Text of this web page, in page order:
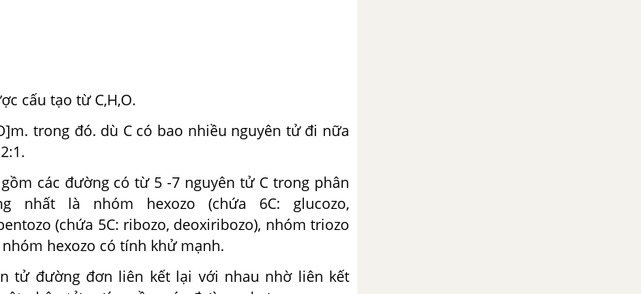
cấu tạo từ C,H,O.
trong đó. dù C có bao nhiều nguyên tử đi nữa
các đường có từ 5 -7 nguyên tử C trong phân
nhất là nhóm hexozo (chứa 6C: glucozo,
(chứa 5C: ribozo, deoxiribozo), nhóm triozo
hexozo có tính khử mạnh.
tử đường đơn liên kết lại với nhau nhờ liên kết